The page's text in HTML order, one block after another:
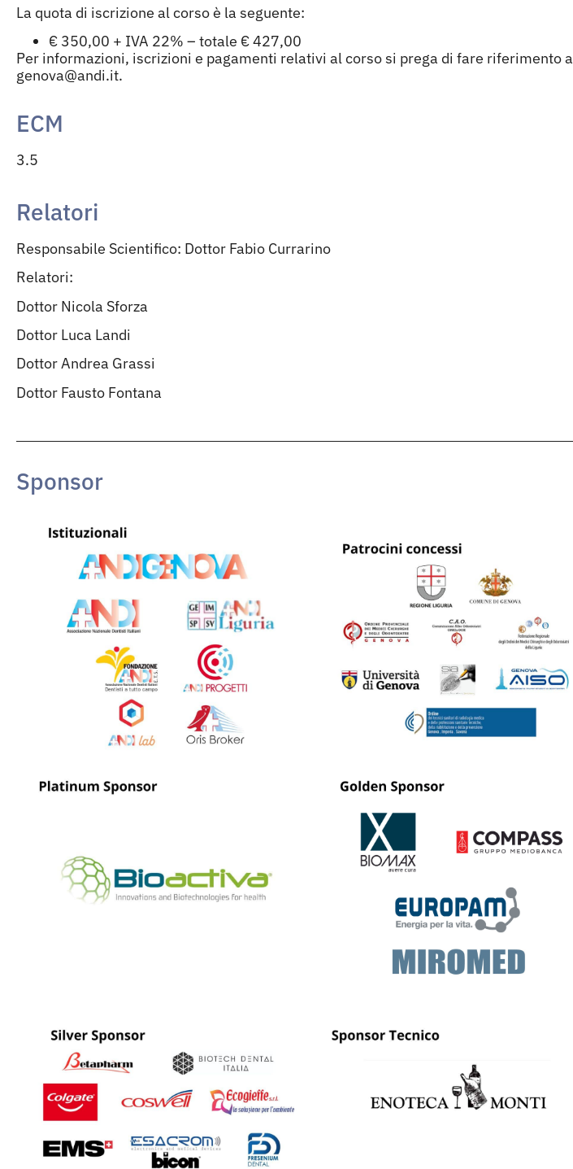
La quota di iscrizione al corso è la seguente:
€ 350,00 + IVA 22% – totale € 427,00
Per informazioni, iscrizioni e pagamenti relativi al corso si prega di fare riferimento a
genova@andi.it.
ECM
3.5
Relatori
Responsabile Scientifico: Dottor Fabio Currarino
Relatori:
Dottor Nicola Sforza
Dottor Luca Landi
Dottor Andrea Grassi
Dottor Fausto Fontana
Sponsor